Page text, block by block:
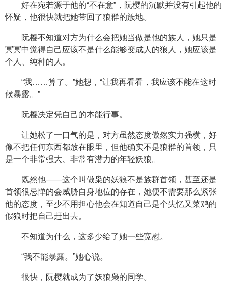
好在宛若源于他的“不在意”，阮樱的沉默并没有引起他的
怀疑，他很快就把她带回了狼群的族地。
阮樱不知道对方为什么会把她当做是他的族人，她只是
冥冥中觉得自己应该不是什么能够变成人的狼人，她应该是
个人、纯种的人。
“我……算了。”她想，“让我再看看，我应该不能在这时
候暴露。”
阮樱决定凭自己的本能行事。
让她松了一口气的是，对方虽然态度傲然实力强横，好
像不把任何东西都放在眼里，但他确实不是狼群的首领，只
是一个非常强大、非常有潜力的年轻妖狼。
既然他——这个叫做枭的妖狼不是族群首领，甚至还是
首领很忌惮的会威胁自身地位的存在，她便不需要那么紧张
他的态度，至少不用担心他会在知道自己是个失忆又菜鸡的
假狼时把自己赶出去。
不知道为什么，这多少给了她一些宽慰。
“我不能暴露。”她心说。
很快，阮樱就成为了妖狼枭的同学。